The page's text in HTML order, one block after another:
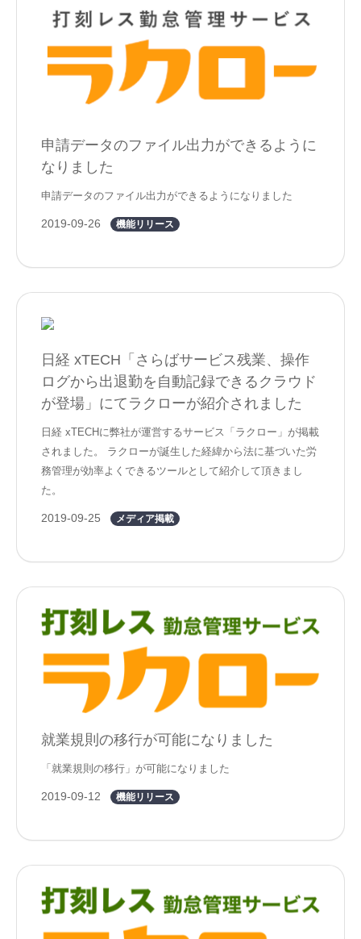
申請データのファイル出力ができるように
なりました
申請データのファイル出力ができるようになりました
2019-09-26 機能リリース
日経 xTECH「さらばサービス残業、操作
ログから出退勤を自動記録できるクラウド
が登場」にてラクローが紹介されました
日経 xTECHに弊社が運営するサービス「ラクロー」が掲載
されました。 ラクローが誕生した経緯から法に基づいた労
務管理が効率よくできるツールとして紹介して頂きまし
た。
2019-09-25 メディア掲載
就業規則の移行が可能になりました
「就業規則の移行」が可能になりました
2019-09-12 機能リリース